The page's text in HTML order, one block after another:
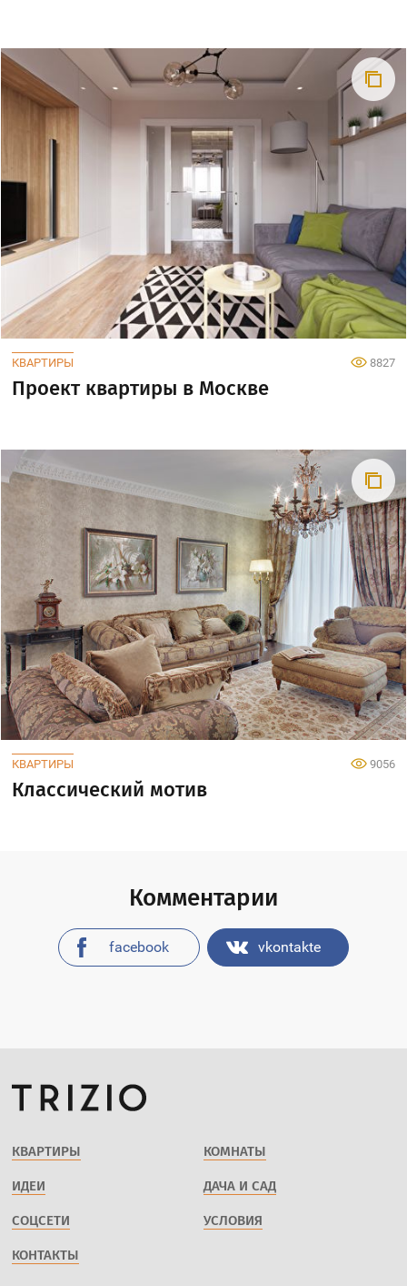
КВАРТИРЫ 8827
Проект квартиры в Москве
КВАРТИРЫ 9056
Классический мотив
Комментарии
facebook vkontakte
КВАРТИРЫ КОМНАТЫ
ИДЕИ ДАЧА И САД
СОЦСЕТИ УСЛОВИЯ
КОНТАКТЫ